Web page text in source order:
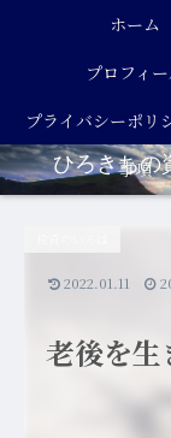
ひろきちの
ホーム
プロフィ
プライバシーポリ
事項
老後を
2022.01.11